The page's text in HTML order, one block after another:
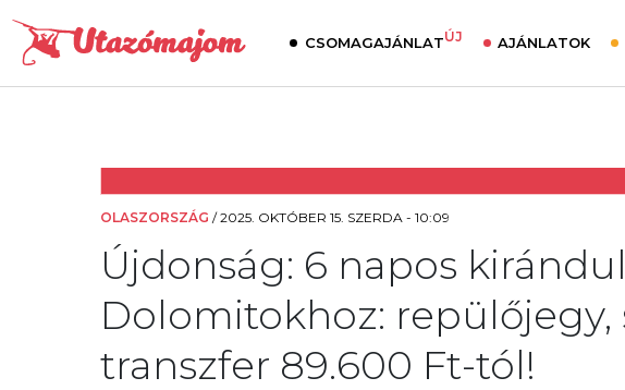
CSOMAGAJÁNLATÚJ AJÁNLATOK
OLASZORSZÁG /2025. OKTÓBER 15. SZERDA - 10:09
Újdonság: 6 napos
Dolomitokhoz: repülőjegy,
transzfer 89.600 Ft-tól!